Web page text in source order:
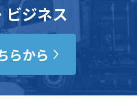
ビジネス
らから